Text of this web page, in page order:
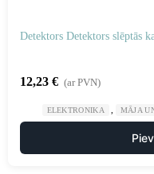
Detektors Detektors slēptās
12,23 € (ar PVN)
ELEKTRONIKA MĀJA